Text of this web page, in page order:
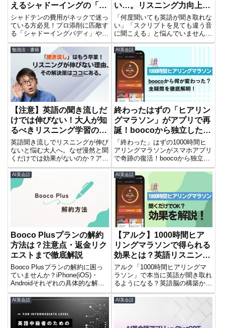
えるシャドーイングの「代
わり」徹底比較
シャドテンの費用がネックで迷っ
ている方必見！プロ添削に匹敵す
る「シャドーイングバディ」やAI
活用の「TORAbit」、総合学習の
「ヒアリングマラソン」を徹底比
較。あなたに合うシャドーイング
の「代わり」を見つけて、賢く英
語力を伸ばしましょう。
い…。リスニング力向上は
聞く量より音のルールが鍵
だった
「何度聞いても英語が聞き取れな
い」「スクリプトを見ても違う音
に聞こえる」と悩んでいません
か？その原因は、あなたの耳では
なく「音声変化」にあります。ネ
イティブが使う6つの音のルール
を学び、効果的な学習法でリスニ
ングの壁を突破しましょう。
勉強法・書籍
【注意】英語の聞き流しだ
けでは伸びない！大人が知
るべきリスニング学習の新
常識
英語聞き流しでリスニングが伸び
ないと悩む大人へ。なぜ漫然と聞
くだけでは効果がないのか？アル
ク『ヒアリングマラソン』も活用
した、精聴・シャドーイングなど
能動的な学習で「聞ける耳」を作
る新常識と具体的な方法を解説。
今日からリスニング学習を効率化
AI英会話
終わったはずの「ヒアリン
グマラソン」がアプリで再
誕！boocoから独立した背
景と新旧比較
「終わった」はずの1000時間ヒ
アリングマラソンがスマホアプリ
で奇跡の復活！boocoから独立し
た背景、通信講座版との徹底比
較、AI機能、旧boocoユーザーの
疑問まで網羅的に解説。あなたの
英語学習、再び加速させません
か？
AI英会話
Booco Plusプランの解約
方法は？注意点・返金リク
エストまで徹底解説
Booco Plusプランの解約に困っ
ていませんか？iPhone(iOS)・
Androidそれぞれの具体的な解約
手順を2025年最新情報で徹底解
説。契約前の確認事項や解約時の
注意点も解説し、複雑な手続きで
困らない完全ガイドです。返金リ
クエストの方法もご紹介。
AI英会話
【アルク】1000時間ヒア
リングマラソンで得られる
効果とは？英語リスニング
力を劇的に変える秘密
アルク「1000時間ヒアリングマ
ラソン」で本当に英語が聞き取れ
るようになる？英語脳の構築から
発音改善、リスニング速度向上ま
で、学習で得られる7つの効果を
AI英会話 AI英会話